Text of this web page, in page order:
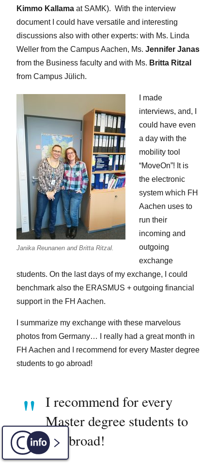
Kimmo Kallama at SAMK). With the interview
document I could have versatile and interesting
discussions also with other experts: with Ms. Linda
Weller from the Campus Aachen, Ms.Jennifer Janas
from the Business faculty and with Ms. Britta Ritzal
from Campus Jülich.
Janika Reunanen and Britta Ritzal.
I made
interviews, and, I
could have even
a day with the
mobility tool
“MoveOn”! It is
the electronic
system which FH
Aachen uses to
run their
incoming and
outgoing
exchange
students. On the last days of my exchange, I could
benchmark also the ERASMUS + outgoing financial
support in the FH Aachen.
I summarize my exchange with these marvelous
photos from Germany… I really had a great month in
FH Aachen and I recommend for every Master degree
students to go abroad!
I recommend for every
Master degree students to
go abroad!
C-INFO